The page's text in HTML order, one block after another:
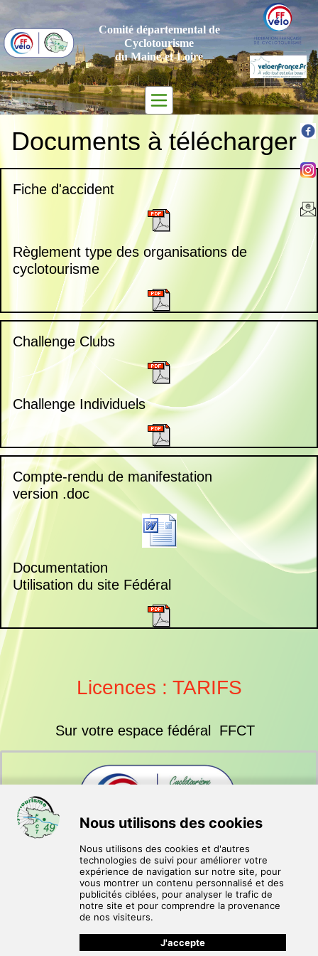
Comité départemental de
Cyclotourisme
du Maine-et-Loire
Documents à télécharger
Fiche d'accident
Règlement type des organisations de
cyclotourisme
Challenge Clubs
Challenge Individuels
Compte-rendu de manifestation
version .doc
Documentation
Utilisation du site Fédéral
Licences : TARIFS
Sur votre espace fédéral FFCT
Mise à jour le 18 juin 2026
Mentions légales
Comité Départemental